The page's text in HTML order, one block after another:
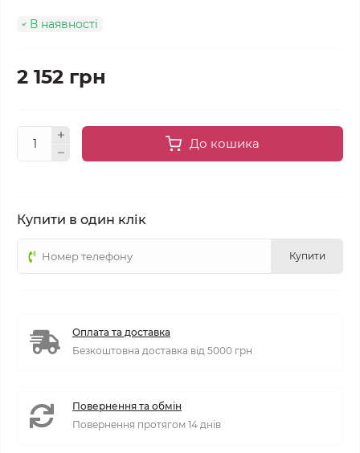
В наявності
2 152 грн
До кошика
Купити в один клік
Купити
Оплата та доставка
Безкоштовна доставка від 5000 грн
Повернення та обмін
Повернення протягом 14 днів